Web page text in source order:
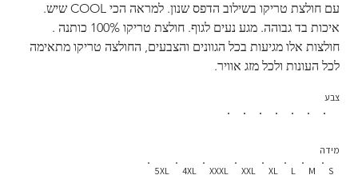
עם חולצת טריקו בשילוב הדפס שנון. למראה הכי COOL שיש.
איכות בד גבוהה. מגע נעים לגוף. חולצת טריקו 100% כותנה .
חולצות אלו מגיעות בכל הגוונים והצבעים, החולצה טריקו מתאימה
לכל העונות ולכל מזג אוויר.
צבע
S
M
L
XL
XXL
XXXL
4XL
5XL
מידה